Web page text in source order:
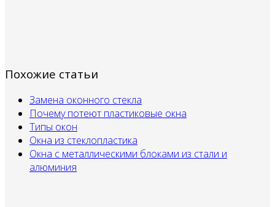
Похожие статьи
Замена оконного стекла
Почему потеют пластиковые окна
Типы окон
Окна из стеклопластика
Окна с металлическими блоками из стали и
алюминия